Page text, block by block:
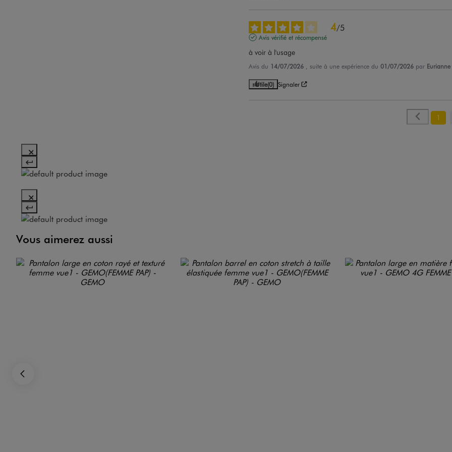
4/5
Avis vérifié et récompensé
à voir à l'usage
Avis du 14/07/2026 , suite à une expérience du 01/07/2026 par Eurianne
Utile(0) Signaler
1
Vous aimerez aussi